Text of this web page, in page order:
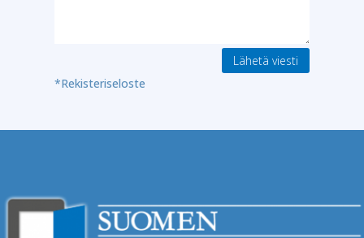
Lähetä viesti
*Rekisteriseloste